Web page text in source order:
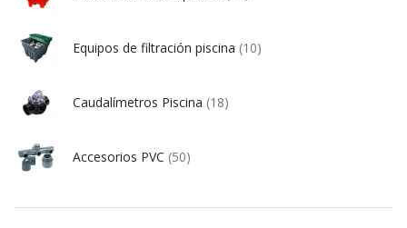
Equipos de filtración piscina (10)
Caudalímetros Piscina (18)
Accesorios PVC (50)